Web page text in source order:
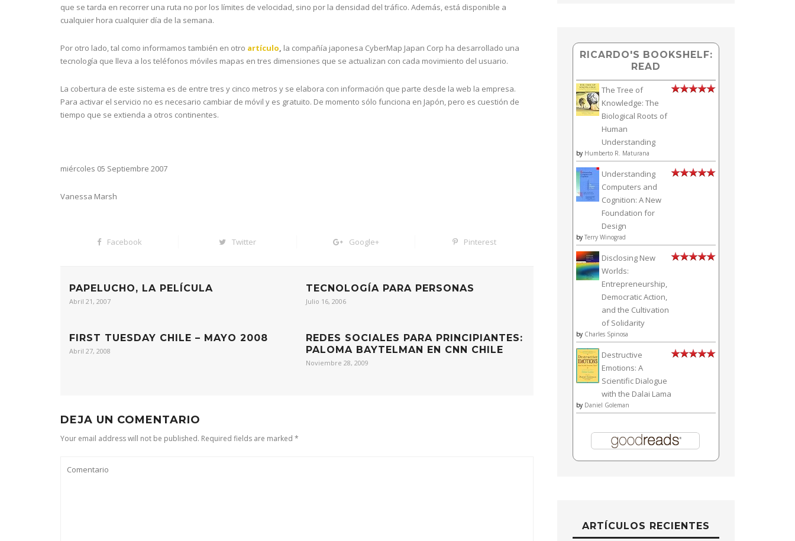
que se tarda en recorrer una ruta no por los límites de velocidad, sino por la densidad del tráfico. Además, está disponible a
cualquier hora cualquier día de la semana.
Por otro lado, tal como informamos también en otro artículo, la compañía japonesa CyberMap Japan Corp ha desarrollado una
tecnología que lleva a los teléfonos móviles mapas en tres dimensiones que se actualizan con cada movimiento del usuario.
La cobertura de este sistema es de entre tres y cinco metros y se elabora con información que parte desde la web la empresa.
Para activar el servicio no es necesario cambiar de móvil y es gratuito. De momento sólo funciona en Japón, pero es cuestión de
tiempo que se extienda a otros continentes.
miércoles 05 Septiembre 2007
Vanessa Marsh
Facebook Twitter Google+ Pinterest
PAPELUCHO, LA PELÍCULA
Abril 21, 2007
TECNOLOGÍA PARA PERSONAS
Julio 16, 2006
FIRST TUESDAY CHILE – MAYO 2008
Abril 27, 2008
REDES SOCIALES PARA PRINCIPIANTES:
PALOMA BAYTELMAN EN CNN CHILE
Noviembre 28, 2009
DEJA UN COMENTARIO
Your email address will not be published. Required fields are marked *
RICARDO'S BOOKSHELF:
READ
The Tree of
Knowledge: The
Biological Roots of
Human
Understanding
by Humberto R. Maturana
Understanding
Computers and
Cognition: A New
Foundation for
Design
by Terry Winograd
Disclosing New
Worlds:
Entrepreneurship,
Democratic Action,
and the Cultivation
of Solidarity
by Charles Spinosa
Destructive
Emotions: A
Scientific Dialogue
with the Dalai Lama
by Daniel Goleman
ARTÍCULOS RECIENTES